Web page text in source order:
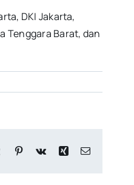
DKI Jakarta,
Tenggara Barat, dan
Tumblr Pinterest
Vk Xing Email